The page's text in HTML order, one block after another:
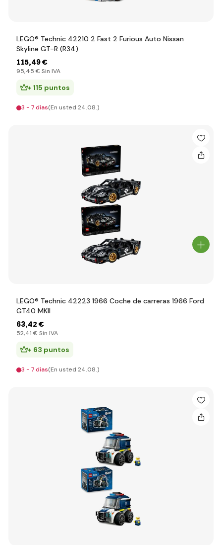
LEGO® Technic 42210 2 Fast 2 Furious Auto Nissan
Skyline GT-R (R34)
115,49 €
95,45 € Sin IVA
+ 115 puntos
3 - 7 días(En usted 24.08.)
LEGO® Technic 42223 1966 Coche de carreras 1966 Ford
GT40 MKII
63,42 €
52,41 € Sin IVA
+ 63 puntos
3 - 7 días(En usted 24.08.)